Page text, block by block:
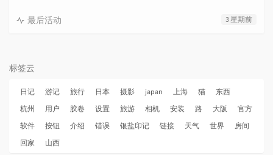
3 星期前
最后活动
标签云
日记 游记 旅行 日本 摄影 japan 上海 猫
东西
杭州
用户 胶卷 设置 旅游 相机 安装 路 大阪
官方
软件
按钮 介绍 错误 银盐印记 链接 天气 世界
房间
回家
山西